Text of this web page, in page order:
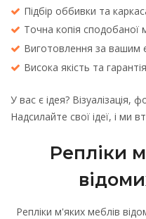
Підбір оббивки та
Точна копія сподобаної
Виготовлення за вашим
Висока якість та
У вас є ідея?
Надсилайте свої ідеї, і ми
Репліки
Репліки м'яких меблів